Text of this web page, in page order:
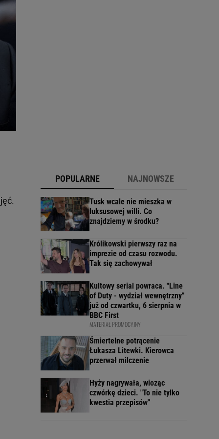
POPULARNE NAJNOWSZE
Tusk wcale nie mieszka w
luksusowej willi. Co
znajdziemy w środku?
Królikowski pierwszy raz na
imprezie od czasu rozwodu.
Tak się zachowywał
Kultowy serial powraca. "Line
of Duty - wydział wewnętrzny"
już od czwartku, 6 sierpnia w
BBC First
MATERIAŁ PROMOCYJNY
Śmiertelne potrącenie
Łukasza Litewki. Kierowca
przerwał milczenie
Hyży nagrywała, wioząc
czwórkę dzieci. "To nie tylko
kwestia przepisów"